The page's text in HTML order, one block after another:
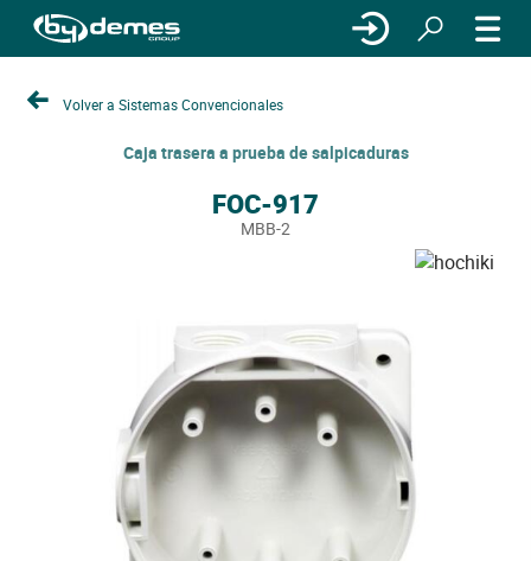
Volver a Sistemas Convencionales
Caja trasera a prueba de salpicaduras
FOC-917
MBB-2